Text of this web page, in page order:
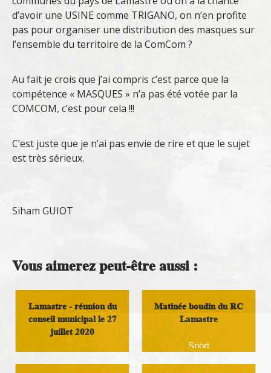
d’avoir une USINE comme TRIGANO, on n’en profite
pas pour organiser une distribution des masques sur
l’ensemble du territoire de la ComCom ?
Au fait je crois que j’ai compris c’est parce que la
compétence « MASQUES » n’a pas été votée par la
COMCOM, c’est pour cela !!!
C’est juste que je n’ai pas envie de rire et que le sujet
est très sérieux.
Siham GUIOT
Vous aimerez peut-être aussi :
Lamastre - réunion du
conseil municipal le 27
juillet 2020
Matinée boudin du RC
Lamastre
Sport